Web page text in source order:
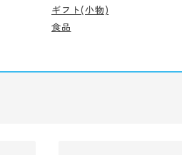
ギフト(小物)
食品